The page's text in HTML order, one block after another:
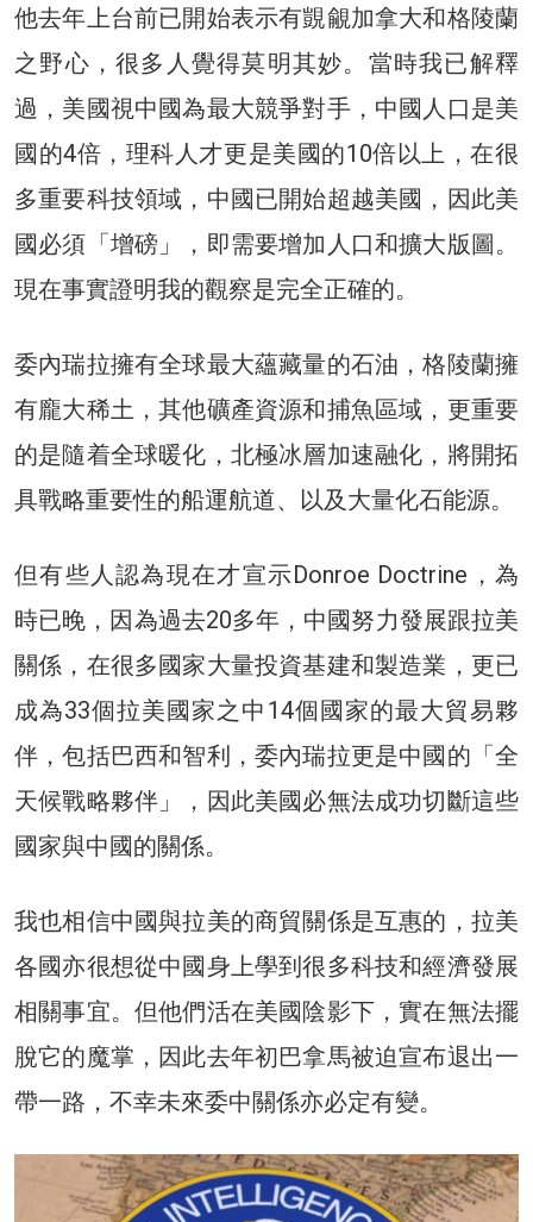
他去年上台前已開始表示有覬覦加拿大和格陵蘭
之野心，很多人覺得莫明其妙。當時我已解釋
過，美國視中國為最大競爭對手，中國人口是美
國的4倍，理科人才更是美國的10倍以上，在很
多重要科技領域，中國已開始超越美國，因此美
國必須「增磅」，即需要增加人口和擴大版圖。
現在事實證明我的觀察是完全正確的。
委內瑞拉擁有全球最大蘊藏量的石油，格陵蘭擁
有龐大稀土，其他礦產資源和捕魚區域，更重要
的是隨着全球暖化，北極冰層加速融化，將開拓
具戰略重要性的船運航道、以及大量化石能源。
但有些人認為現在才宣示Donroe Doctrine，為
時已晚，因為過去20多年，中國努力發展跟拉美
關係，在很多國家大量投資基建和製造業，更已
成為33個拉美國家之中14個國家的最大貿易夥
伴，包括巴西和智利，委內瑞拉更是中國的「全
天候戰略夥伴」，因此美國必無法成功切斷這些
國家與中國的關係。
我也相信中國與拉美的商貿關係是互惠的，拉美
各國亦很想從中國身上學到很多科技和經濟發展
相關事宜。但他們活在美國陰影下，實在無法擺
脫它的魔掌，因此去年初巴拿馬被迫宣布退出一
帶一路，不幸未來委中關係亦必定有變。